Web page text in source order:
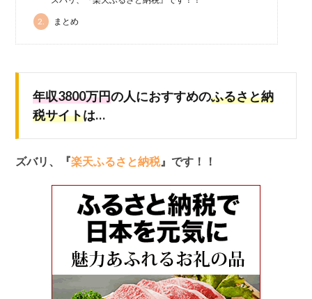
2. まとめ
年収3800万円の人におすすめのふるさと納
税サイトは…
ズバリ、『楽天ふるさと納税 』です！！